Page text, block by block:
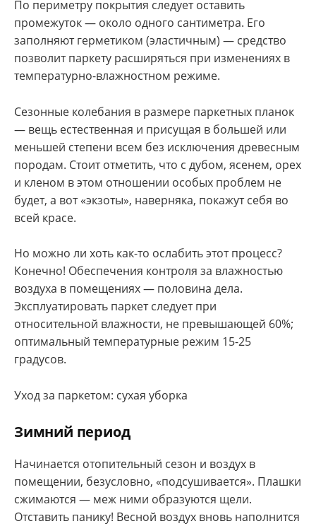
По периметру покрытия следует оставить
промежуток — около одного сантиметра. Его
заполняют герметиком (эластичным) — средство
позволит паркету расширяться при изменениях в
температурно-влажностном режиме.
Сезонные колебания в размере паркетных планок
— вещь естественная и присущая в большей или
меньшей степени всем без исключения древесным
породам. Стоит отметить, что с дубом, ясенем, орех
и кленом в этом отношении особых проблем не
будет, а вот «экзоты», наверняка, покажут себя во
всей красе.
Но можно ли хоть как-то ослабить этот процесс?
Конечно! Обеспечения контроля за влажностью
воздуха в помещениях — половина дела.
Эксплуатировать паркет следует при
относительной влажности, не превышающей 60%;
оптимальный температурные режим 15-25
градусов.
Уход за паркетом: сухая уборка
Зимний период
Начинается отопительный сезон и воздух в
помещении, безусловно, «подсушивается». Плашки
сжимаются — меж ними образуются щели.
Отставить панику! Весной воздух вновь наполнится